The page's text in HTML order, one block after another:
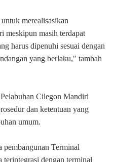
merealisasikan
meskipun masih terdapat
harus dipenuhi sesuai dengan
yang berlaku," tambah
Cilegon Mandiri
dan ketentuan yang
umum.
pembangunan Terminal
terintegrasi dengan terminal